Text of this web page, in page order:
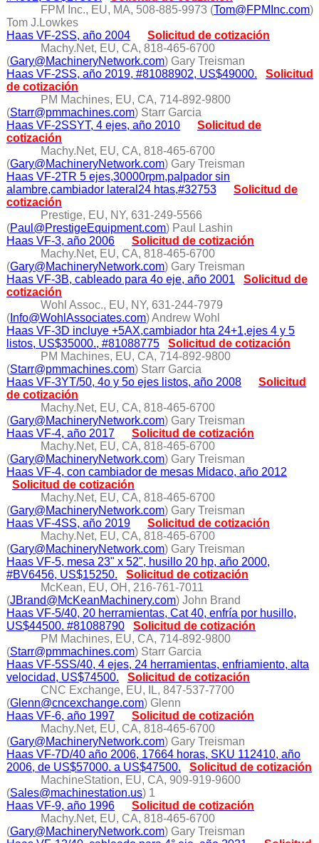
FPM Inc., EU, MA, 508-885-9973 (Tom@FPMInc.com)
Tom J.Lowkes
Haas VF-2SS, año 2004
Solicitud de cotización
Machy.Net, EU, CA, 818-465-6700
(Gary@MachineryNetwork.com) Gary Treisman
Haas VF-2SS, año 2019, #81088902, US$49000.
Solicitud
de cotización
PM Machines, EU, CA, 714-892-9800
(Starr@pmmachines.com) Starr Garcia
Haas VF-2SSYT, 4 ejes, año 2010
Solicitud de
cotización
Machy.Net, EU, CA, 818-465-6700
(Gary@MachineryNetwork.com) Gary Treisman
Haas VF-2TR 5 ejes,30000rpm,palpador sin
alambre,cambiador lateral24 htas,#32753
Solicitud de
cotización
Prestige, EU, NY, 631-249-5566
(Paul@PrestigeEquipment.com) Paul Lashin
Haas VF-3, año 2006
Solicitud de cotización
Machy.Net, EU, CA, 818-465-6700
(Gary@MachineryNetwork.com) Gary Treisman
Haas VF-3B, cableado para 4o eje, año 2001
Solicitud de
cotización
Wohl Assoc., EU, NY, 631-244-7979
(Info@WohlAssociates.com) Andrew Wohl
Haas VF-3D incluye +5AX,cambiador hta 24+1,ejes 4 y 5
listos, US$35000., #81088775
Solicitud de cotización
PM Machines, EU, CA, 714-892-9800
(Starr@pmmachines.com) Starr Garcia
Haas VF-3YT/50, 4o y 5o ejes listos, año 2008
Solicitud
de cotización
Machy.Net, EU, CA, 818-465-6700
(Gary@MachineryNetwork.com) Gary Treisman
Haas VF-4, año 2017
Solicitud de cotización
Machy.Net, EU, CA, 818-465-6700
(Gary@MachineryNetwork.com) Gary Treisman
Haas VF-4, con cambiador de mesas Midaco, año 2012
Solicitud de cotización
Machy.Net, EU, CA, 818-465-6700
(Gary@MachineryNetwork.com) Gary Treisman
Haas VF-4SS, año 2019
Solicitud de cotización
Machy.Net, EU, CA, 818-465-6700
(Gary@MachineryNetwork.com) Gary Treisman
Haas VF-5, mesa 23" x 52", husillo 20 hp, año 2000,
#BV6456, US$15250.
Solicitud de cotización
McKean, EU, OH, 216-761-7011
(JBrand@McKeanMachinery.com) John Brand
Haas VF-5/40, 20 herramientas, Cat 40, enfría por husillo,
US$44500. #81088790
Solicitud de cotización
PM Machines, EU, CA, 714-892-9800
(Starr@pmmachines.com) Starr Garcia
Haas VF-5SS/40, 4 ejes, 24 herramientas, enfriamiento, alta
velocidad, US$74500.
Solicitud de cotización
CNC Exchange, EU, IL, 847-537-7700
(Glenn@cncexchange.com) Glenn
Haas VF-6, año 1997
Solicitud de cotización
Machy.Net, EU, CA, 818-465-6700
(Gary@MachineryNetwork.com) Gary Treisman
Haas VF-7D/40 año 2006, 17664 horas, SKU 112410, año
2006, de US$57000. a US$47500.
Solicitud de cotización
MachineStation, EU, CA, 909-919-9600
(Sales@machinestation.us) 1
Haas VF-9, año 1996
Solicitud de cotización
Machy.Net, EU, CA, 818-465-6700
(Gary@MachineryNetwork.com) Gary Treisman